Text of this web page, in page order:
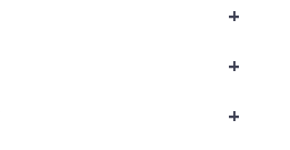
+
+
+